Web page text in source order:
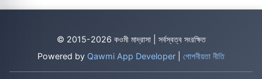
© 2015-2026 কওমী মাদ্রাসা | সর্বস্বত্ব সংরক্ষিত
Powered by Qawmi App Developer গোপনীয়তা নীতি